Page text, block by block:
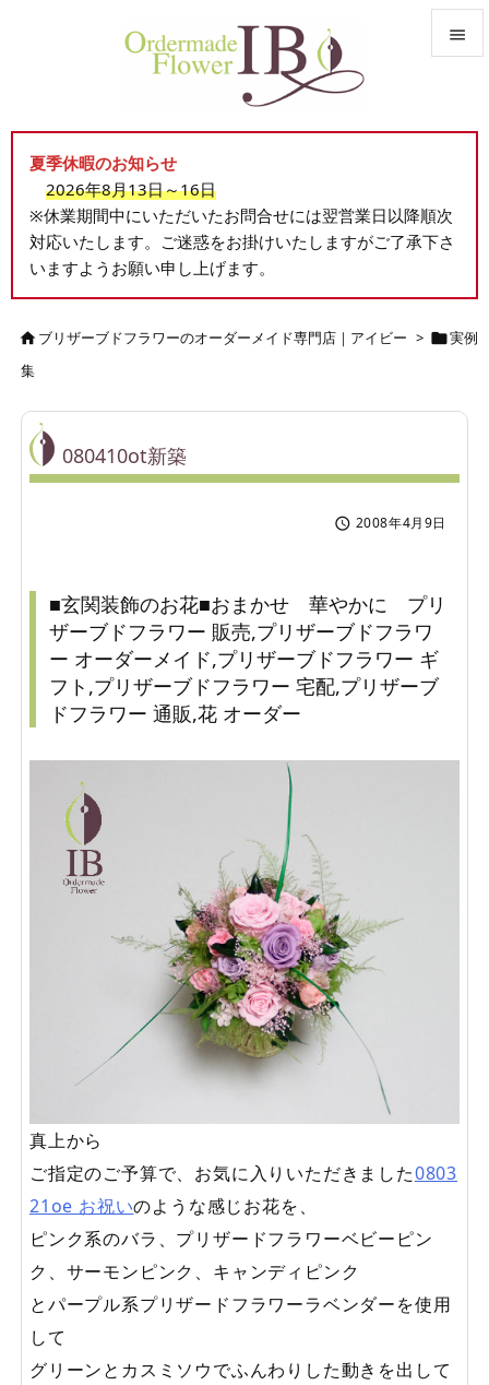


前へ

検索
夏季休暇のお知らせ
2026年8月13日～16日
※休業期間中にいただいたお問合せには翌営業日以降順次
対応いたします。ご迷惑をお掛けいたしますがご了承下さ
いますようお願い申し上げます。
ブリザーブドフラワーのオーダーメイド専門店｜アイビー > 実例
集
080410ot新築
 2008年4月9日
■玄関装飾のお花■おまかせ 華やかに プリ
ザーブドフラワー 販売,プリザーブドフラワ
ー オーダーメイド,プリザーブドフラワー ギ
フト,プリザーブドフラワー 宅配,プリザーブ
ドフラワー 通販,花 オーダー
真上から
ご指定のご予算で、お気に入りいただきました0803
21oe お祝いのような感じお花を、
ピンク系のバラ、プリザードフラワーベビーピン
ク、サーモンピンク、キャンディピンク
とパープル系プリザードフラワーラベンダーを使用
して
グリーンとカスミソウでふんわりした動きを出して